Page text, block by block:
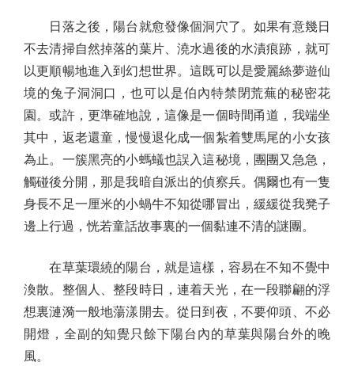
日落之後，陽台就愈發像個洞穴了。如果有意幾日
不去清掃自然掉落的葉片、澆水過後的水漬痕跡，就可
以更順暢地進入到幻想世界。這既可以是愛麗絲夢遊仙
境的兔子洞洞口，也可以是伯內特禁閉荒蕪的秘密花
園。或許，更準確地說，這像是一個時間甬道，我端坐
其中，返老還童，慢慢退化成一個紮着雙馬尾的小女孩
為止。一簇黑亮的小螞蟻也誤入這秘境，團團又急急，
觸碰後分開，那是我暗自派出的偵察兵。偶爾也有一隻
身長不足一厘米的小蝸牛不知從哪冒出，緩緩從我凳子
邊上行過，恍若童話故事裏的一個黏連不清的謎團。
在草葉環繞的陽台，就是這樣，容易在不知不覺中
渙散。整個人、整段時日，連着天光，在一段聯翩的浮
想裏漣漪一般地蕩漾開去。從日到夜，不要仰頭、不必
開燈，全副的知覺只餘下陽台內的草葉與陽台外的晚
風。